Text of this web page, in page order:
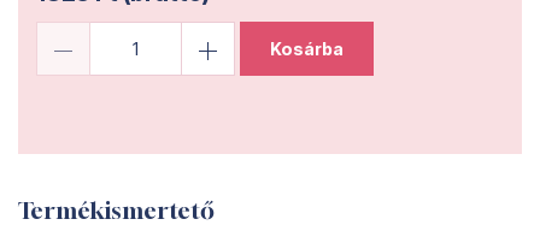
Kosárba
Termékismertető